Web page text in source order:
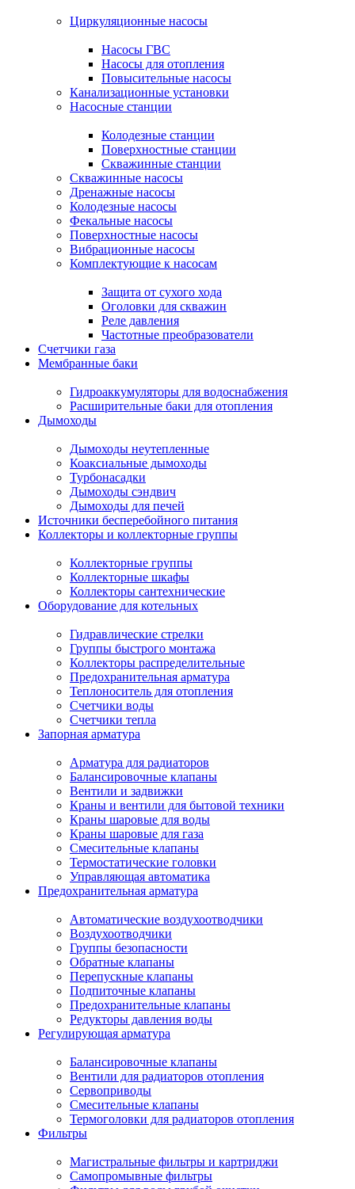
Циркуляционные насосы
Насосы ГВС
Насосы для отопления
Повысительные насосы
Канализационные установки
Насосные станции
Колодезные станции
Поверхностные станции
Скважинные станции
Скважинные насосы
Дренажные насосы
Колодезные насосы
Фекальные насосы
Поверхностные насосы
Вибрационные насосы
Комплектующие к насосам
Защита от сухого хода
Оголовки для скважин
Реле давления
Частотные преобразователи
Счетчики газа
Мембранные баки
Гидроаккумуляторы для водоснабжения
Расширительные баки для отопления
Дымоходы
Дымоходы неутепленные
Коаксиальные дымоходы
Турбонасадки
Дымоходы сэндвич
Дымоходы для печей
Источники бесперебойного питания
Коллекторы и коллекторные группы
Коллекторные группы
Коллекторные шкафы
Коллекторы сантехнические
Оборудование для котельных
Гидравлические стрелки
Группы быстрого монтажа
Коллекторы распределительные
Предохранительная арматура
Теплоноситель для отопления
Счетчики воды
Счетчики тепла
Запорная арматура
Арматура для радиаторов
Балансировочные клапаны
Вентили и задвижки
Краны и вентили для бытовой техники
Краны шаровые для воды
Краны шаровые для газа
Смесительные клапаны
Термостатические головки
Управляющая автоматика
Предохранительная арматура
Автоматические воздухоотводчики
Воздухоотводчики
Группы безопасности
Обратные клапаны
Перепускные клапаны
Подпиточные клапаны
Предохранительные клапаны
Редукторы давления воды
Регулирующая арматура
Балансировочные клапаны
Вентили для радиаторов отопления
Сервоприводы
Смесительные клапаны
Термоголовки для радиаторов отопления
Фильтры
Магистральные фильтры и картриджи
Самопромывные фильтры